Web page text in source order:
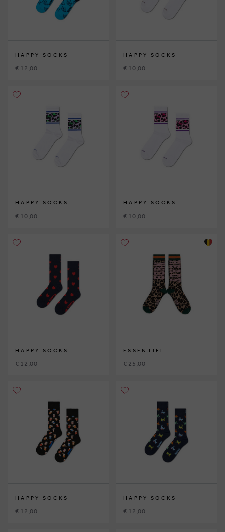
HAPPY SOCKS
€ 12,00
HAPPY SOCKS
€ 10,00
HAPPY SOCKS
€ 10,00
HAPPY SOCKS
€ 10,00
HAPPY SOCKS
€ 12,00
ESSENTIEL
€ 25,00
HAPPY SOCKS
€ 12,00
HAPPY SOCKS
€ 12,00